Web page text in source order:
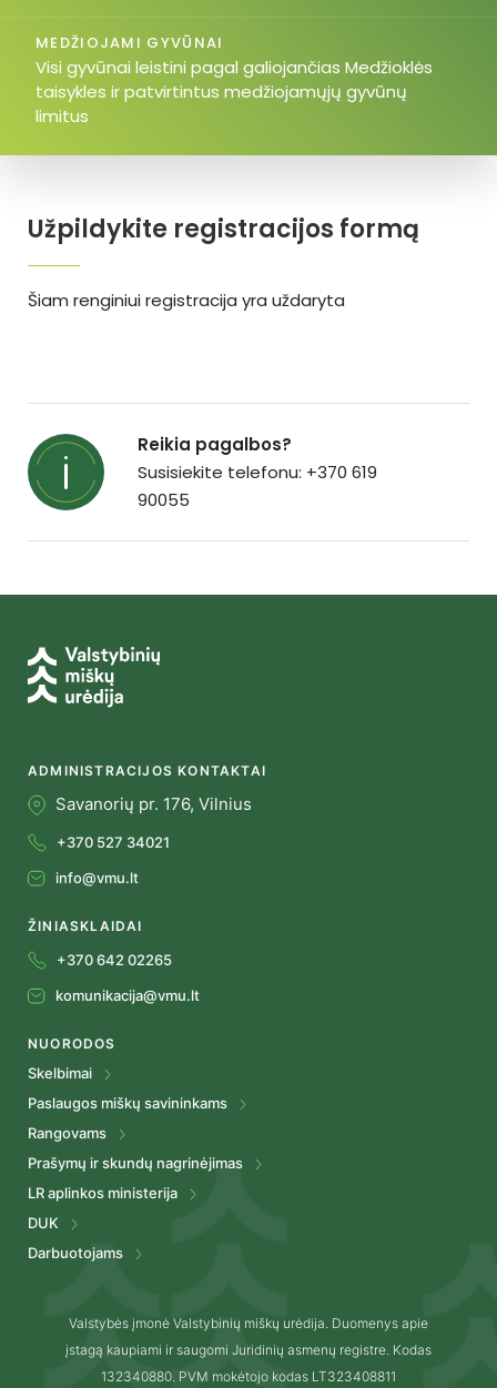
Užpildykite registracijos formą
Šiam renginiui registracija yra uždaryta
MEDŽIOJAMI GYVŪNAI
Visi gyvūnai leistini pagal galiojančias Medžioklės
taisykles ir patvirtintus medžiojamųjų gyvūnų
limitus
Reikia pagalbos?
Susisiekite telefonu: +370 619
90055
ADMINISTRACIJOS KONTAKTAI
Savanorių pr. 176, Vilnius
+370 527 34021
info@vmu.lt
ŽINIASKLAIDAI
+370 642 02265
komunikacija@vmu.lt
NUORODOS
Skelbimai
Paslaugos miškų savininkams
Rangovams
Prašymų ir skundų nagrinėjimas
LR aplinkos ministerija
DUK
Darbuotojams
Valstybės įmonė Valstybinių miškų urėdija. Duomenys apie
įstagą kaupiami ir saugomi Juridinių asmenų registre. Kodas
132340880. PVM mokėtojo kodas LT323408811